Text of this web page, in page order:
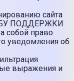
сайта
ПОДДЕРЖКИ
собой право
уведомления об
выражения и